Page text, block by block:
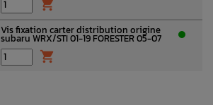

Vis fixation carter distribution origine
subaru WRX/STI 01-19 FORESTER 05-07
